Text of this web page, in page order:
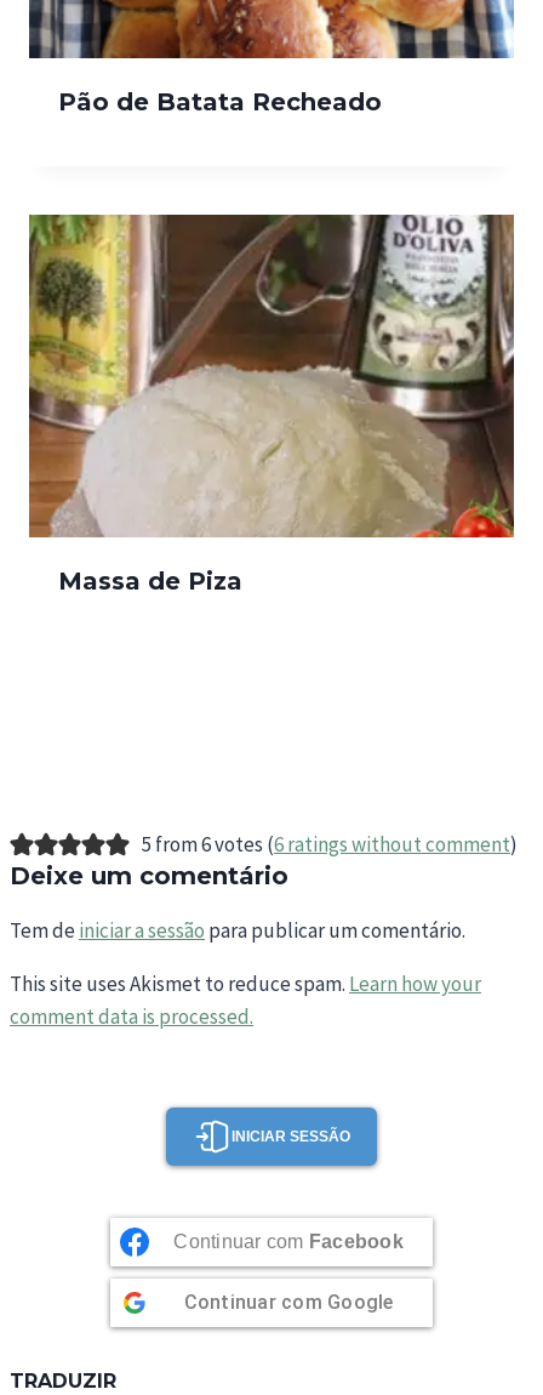
Pão de Batata Recheado
Massa de Piza
5 from 6 votes (6 ratings without comment)
Deixe um comentário
Tem deiniciar a sessão para publicar um comentário.
This site uses Akismet to reduce spam. Learn how your
comment data is processed.
INICIAR SESSÃO
Continuar com Facebook
Continuar com Google
TRADUZIR